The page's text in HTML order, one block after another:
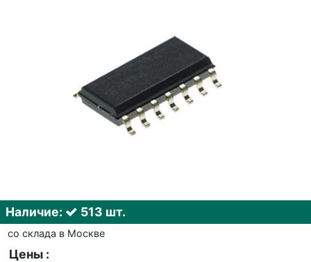
Наличие: 513 шт.
со склада в Москве
Цены :